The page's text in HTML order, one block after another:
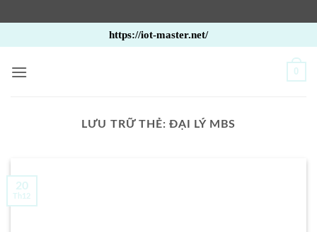
qua
nội
https://iot-master.net/
0
LƯU TRỮ THẺ:ĐẠI LÝ MBS
20
Th12